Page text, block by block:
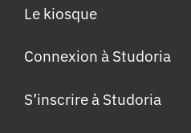
Le kiosque
Connexion à Studoria
S’inscrire à Studoria